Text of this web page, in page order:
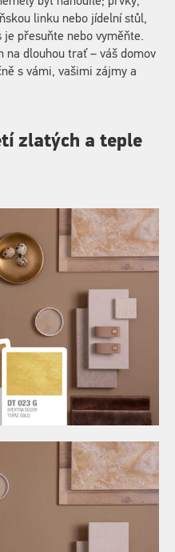
linku nebo jídelní stůl,
přesuňte nebo vyměňte.
na dlouhou trať – váš domov
s vámi, vašimi zájmy a
zlatých a teple